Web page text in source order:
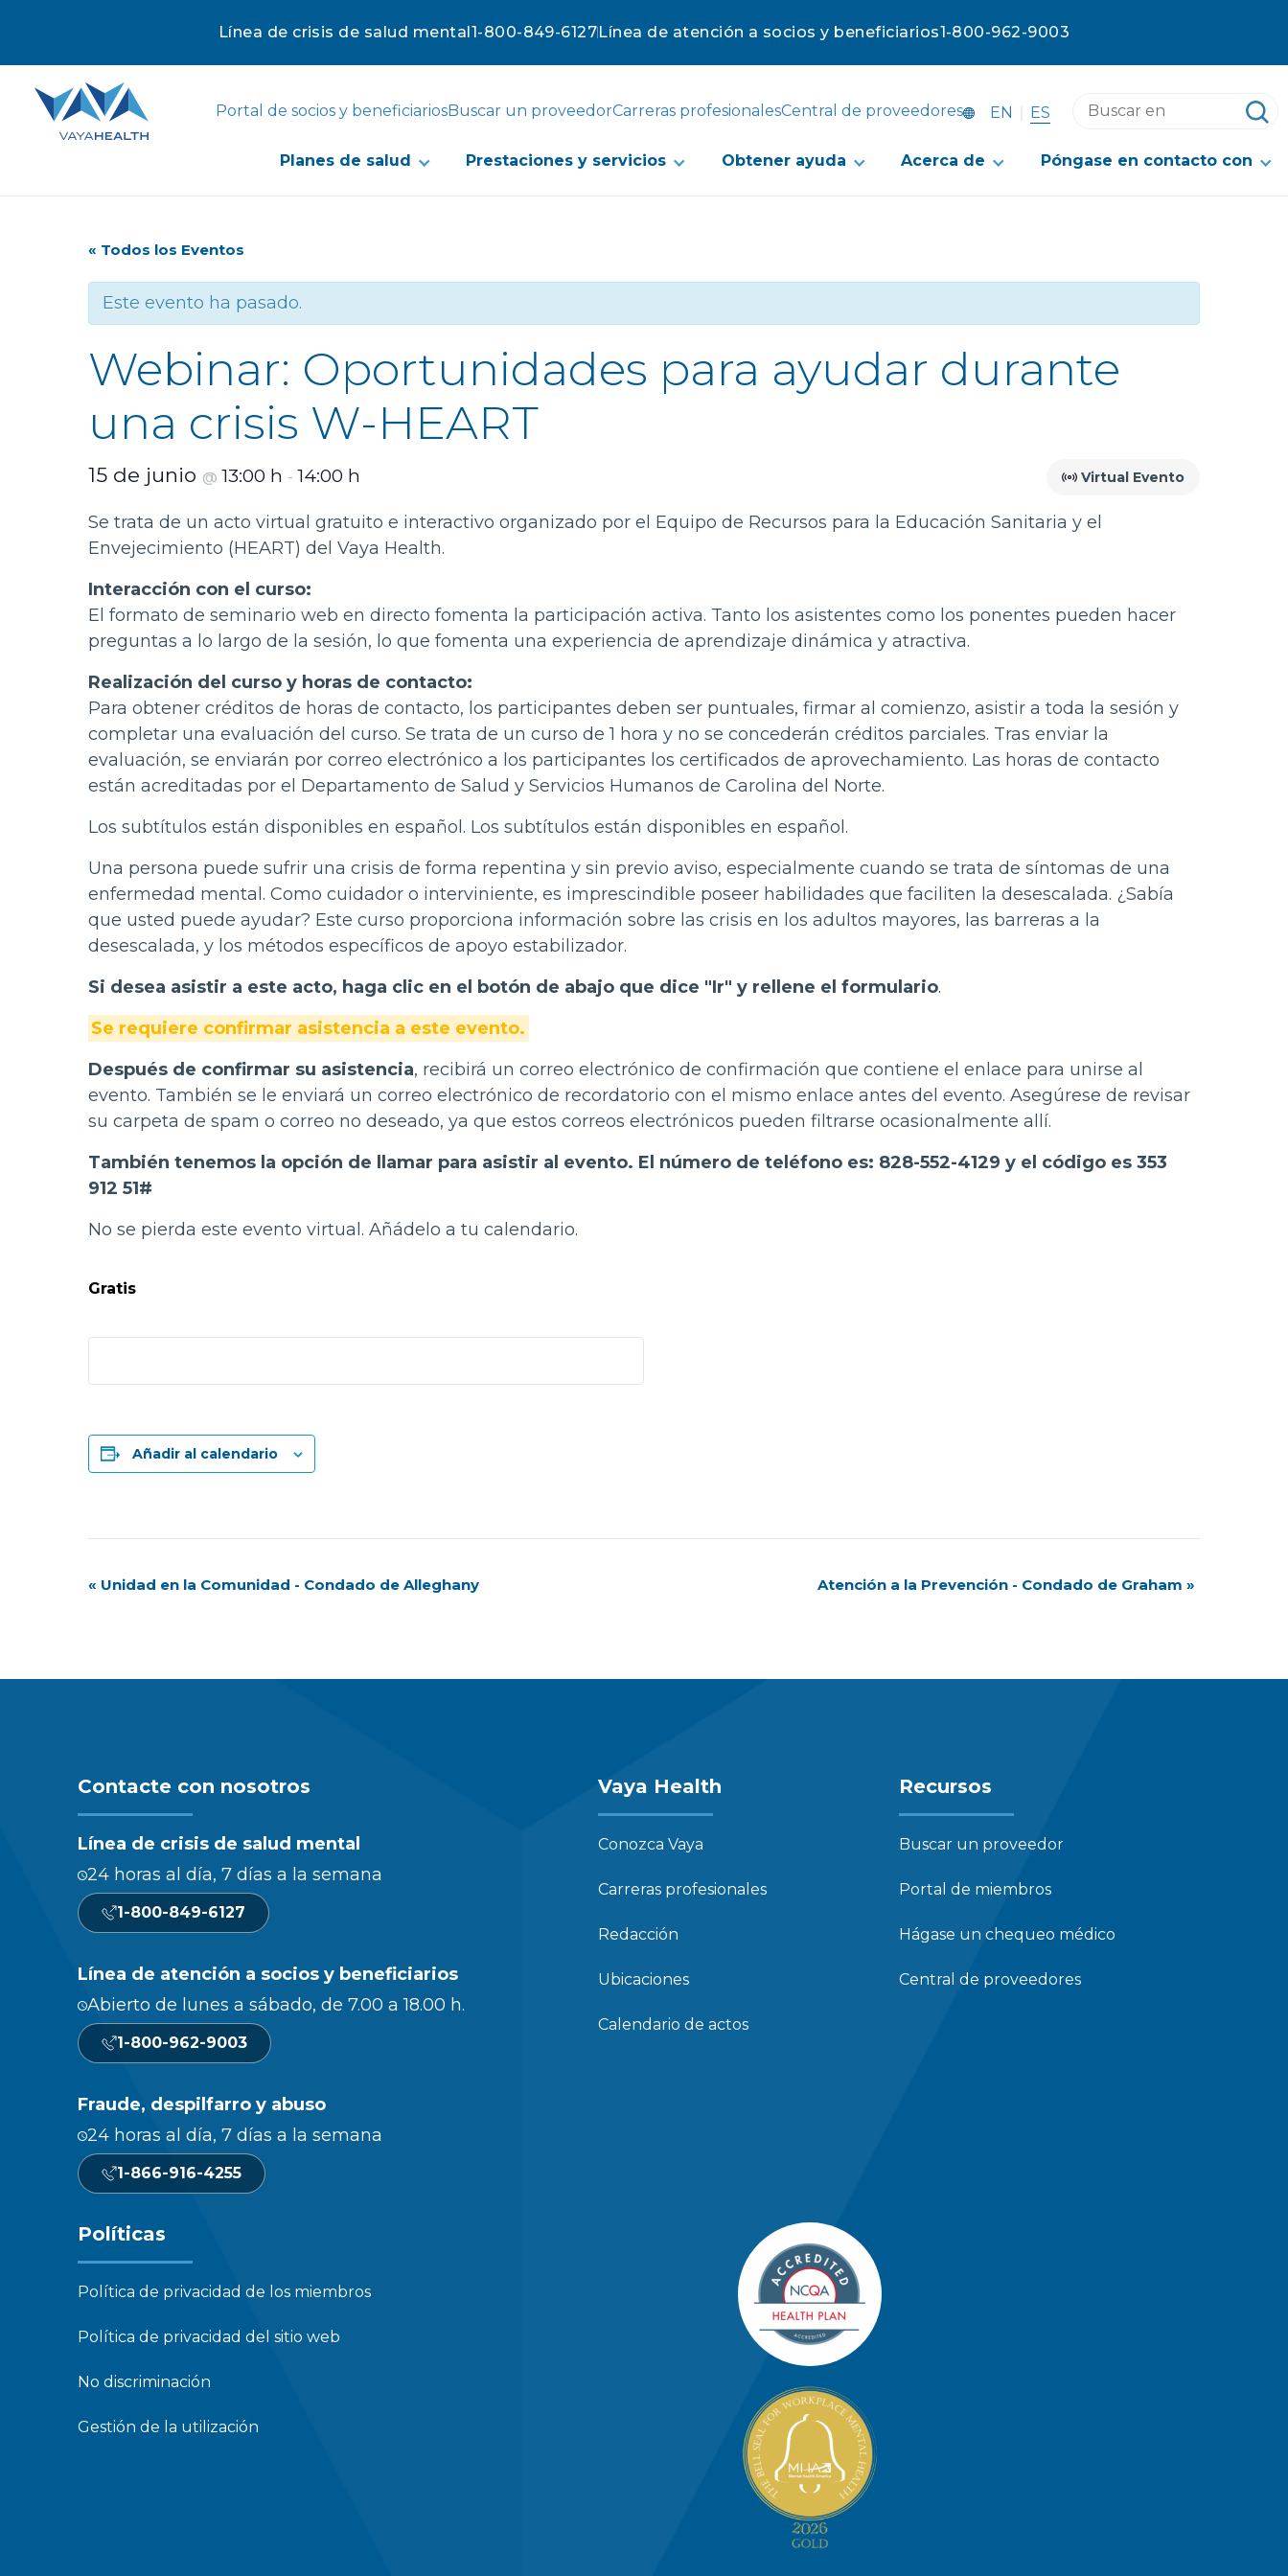
Línea de crisis de salud mental1-800-849-6127Línea de atención a socios y beneficiarios1-800-962-9003
Portal de socios y beneficiariosBuscar un proveedorCarreras profesionalesCentral de proveedores EN ES
Buscar
este
Planes de salud Prestaciones y servicios Obtener ayuda Acerca de Póngase en contacto con
« Todos los Eventos
Este evento ha pasado.
Webinar: Oportunidades para ayudar durante
una crisis W-HEART
Virtual Evento
15 de junio @ 13:00 h - 14:00 h
Se trata de un acto virtual gratuito e interactivo organizado por el Equipo de Recursos para la Educación Sanitaria y el
Envejecimiento (HEART) del Vaya Health.
Interacción con el curso:
El formato de seminario web en directo fomenta la participación activa. Tanto los asistentes como los ponentes pueden hacer
preguntas a lo largo de la sesión, lo que fomenta una experiencia de aprendizaje dinámica y atractiva.
Realización del curso y horas de contacto:
Para obtener créditos de horas de contacto, los participantes deben ser puntuales, firmar al comienzo, asistir a toda la sesión y
completar una evaluación del curso. Se trata de un curso de 1 hora y no se concederán créditos parciales. Tras enviar la
evaluación, se enviarán por correo electrónico a los participantes los certificados de aprovechamiento. Las horas de contacto
están acreditadas por el Departamento de Salud y Servicios Humanos de Carolina del Norte.
Los subtítulos están disponibles en español. Los subtítulos están disponibles en español.
Una persona puede sufrir una crisis de forma repentina y sin previo aviso, especialmente cuando se trata de síntomas de una
enfermedad mental. Como cuidador o interviniente, es imprescindible poseer habilidades que faciliten la desescalada. ¿Sabía
que usted puede ayudar? Este curso proporciona información sobre las crisis en los adultos mayores, las barreras a la
desescalada, y los métodos específicos de apoyo estabilizador.
Si desea asistir a este acto, haga clic en el botón de abajo que dice "Ir" y rellene el formulario.
Se requiere confirmar asistencia a este evento.
Después de confirmar su asistencia, recibirá un correo electrónico de confirmación que contiene el enlace para unirse al
evento. También se le enviará un correo electrónico de recordatorio con el mismo enlace antes del evento. Asegúrese de revisar
su carpeta de spam o correo no deseado, ya que estos correos electrónicos pueden filtrarse ocasionalmente allí.
También tenemos la opción de llamar para asistir al evento. El número de teléfono es: 828-552-4129 y el código es 353
912 51#
No se pierda este evento virtual. Añádelo a tu calendario.
Gratis
Añadir al calendario
Navegación
« Unidad en la Comunidad - Condado de Alleghany Atención a la Prevención - Condado de Graham »
Contacte con nosotros
Línea de crisis de salud mental
24 horas al día, 7 días a la semana
1-800-849-6127
Línea de atención a socios y beneficiarios
Abierto de lunes a sábado, de 7.00 a 18.00 h.
1-800-962-9003
Fraude, despilfarro y abuso
24 horas al día, 7 días a la semana
1-866-916-4255
Vaya Health
Conozca Vaya
Carreras profesionales
Redacción
Ubicaciones
Calendario de actos
Recursos
Buscar un proveedor
Portal de miembros
Hágase un chequeo médico
Central de proveedores
Políticas
Política de privacidad de los miembros
Política de privacidad del sitio web
No discriminación
Gestión de la utilización